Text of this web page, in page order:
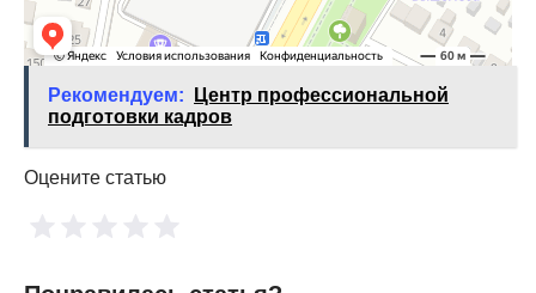
Рекомендуем:
Центр профессиональной
подготовки кадров
Оцените статью